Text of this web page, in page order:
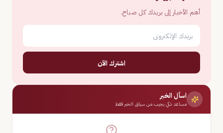
أهم الأخبار إلى بريدك كل صباح.
اشترك الآن
اسأل الخبر
مساعد ذكي يجيب من سياق الخبر فقط